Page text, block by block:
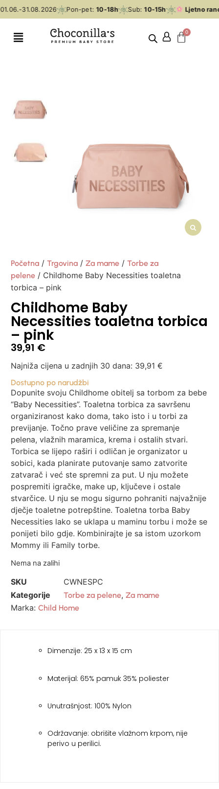
31.08.2026 Pon-pet:10-18h Sub:10-15h Ljetno
Početna /Trgovina /Za mame /Torbe za
pelene / Childhome Baby Necessities toaletna
torbica – pink
Childhome Baby
Necessities toaletna torbica
– pink
39,91 €
Najniža cijena u zadnjih 30 dana: 39,91€
Dostupno po narudžbi
Dopunite svoju Childhome obitelj sa torbom za bebe
“Baby Necessities”. Toaletna torbica za savršenu
organiziranost kako doma, tako isto i u torbi za
previjanje. Točno prave veličine za spremanje
pelena, vlažnih maramica, krema i ostalih stvari.
Torbica se lijepo raširi i odličan je organizator u
sobici, kada planirate putovanje samo zatvorite
zatvarač i već ste spremni za put. U nju možete
pospremiti igračke, make up, ključeve i ostale
stvarčice. U nju se mogu sigurno pohraniti najvažnije
dječje toaletne potrepštine. Toaletna torba Baby
Necessities lako se uklapa u maminu torbu i može se
ponijeti bilo gdje. Kombinirajte je sa istom uzorkom
Mommy ili Family torbe.
Nema na zalihi
SKU
CWNESPC
Kategorije
Torbe za pelene,Za mame
Marka:Child Home
Dimenzije: 25 x 13 x 15 cm
Materijal: 65% pamuk 35% poliester
Unutrašnjost: 100% Nylon
Održavanje: obrišite vlažnom krpom, nije
perivo u perilici.